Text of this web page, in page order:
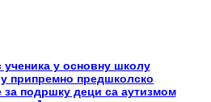
ученика у основну школу
припремно предшколско
подршку деци са аутизмом